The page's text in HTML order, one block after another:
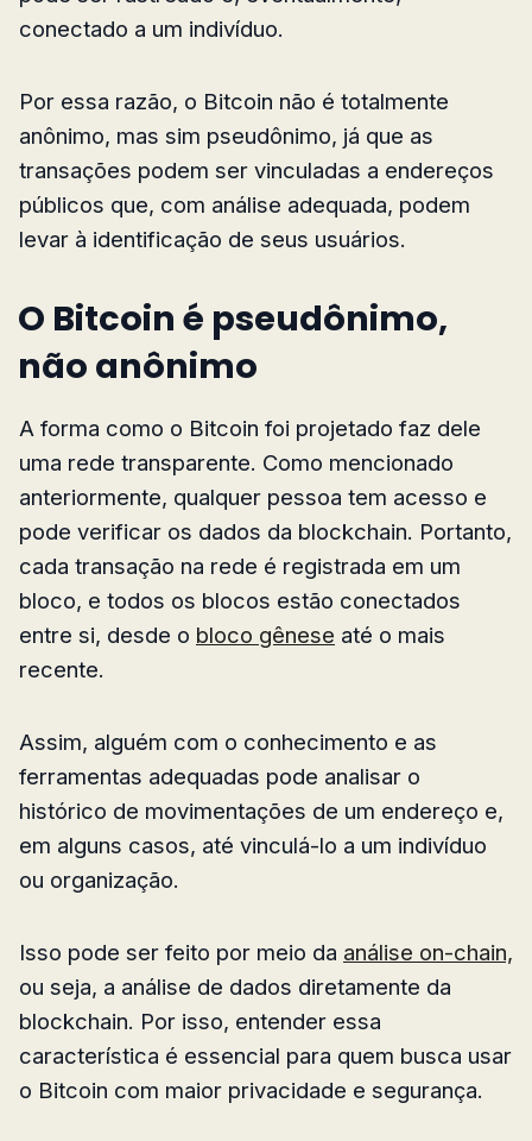
conectado a um indivíduo.
Por essa razão, o Bitcoin não é totalmente
anônimo, mas sim pseudônimo, já que as
transações podem ser vinculadas a endereços
públicos que, com análise adequada, podem
levar à identificação de seus usuários.
O Bitcoin é pseudônimo,
não anônimo
A forma como o Bitcoin foi projetado faz dele
uma rede transparente. Como mencionado
anteriormente, qualquer pessoa tem acesso e
pode verificar os dados da blockchain. Portanto,
cada transação na rede é registrada em um
bloco, e todos os blocos estão conectados
entre si, desde o bloco gênese até o mais
recente.
Assim, alguém com o conhecimento e as
ferramentas adequadas pode analisar o
histórico de movimentações de um endereço e,
em alguns casos, até vinculá-lo a um indivíduo
ou organização.
Isso pode ser feito por meio da análise on-chain,
ou seja, a análise de dados diretamente da
blockchain. Por isso, entender essa
característica é essencial para quem busca usar
o Bitcoin com maior privacidade e segurança.